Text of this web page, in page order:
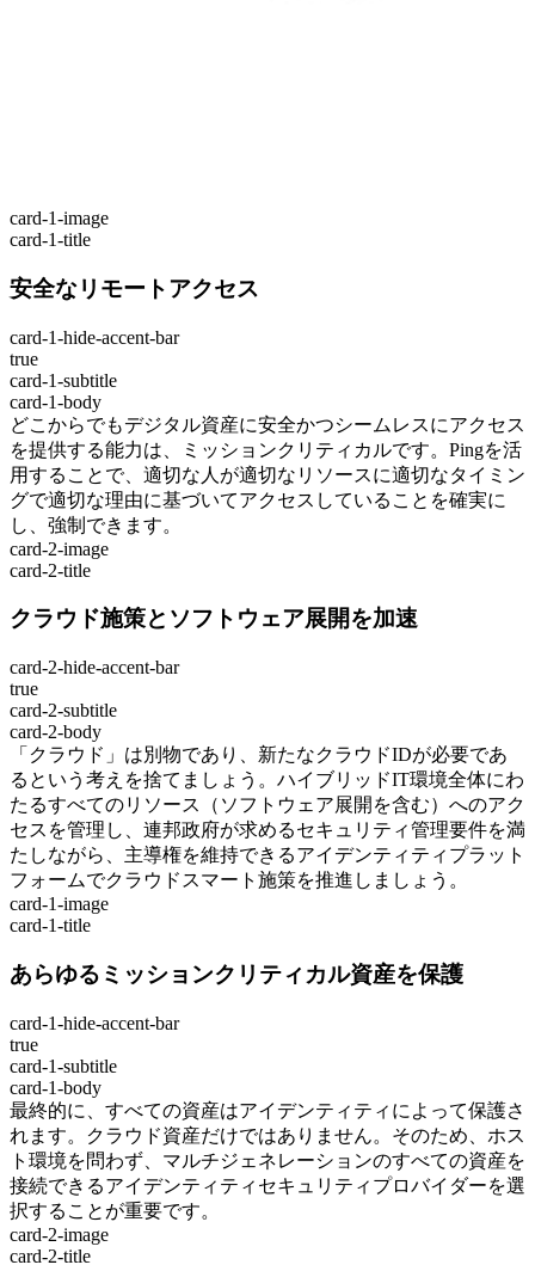
card-1-image
card-1-title
安全なリモートアクセス
card-1-hide-accent-bar
true
card-1-subtitle
card-1-body
どこからでもデジタル資産に安全かつシームレスにアクセス
を提供する能力は、ミッションクリティカルです。Pingを活
用することで、適切な人が適切なリソースに適切なタイミン
グで適切な理由に基づいてアクセスしていることを確実に
し、強制できます。
card-2-image
card-2-title
クラウド施策とソフトウェア展開を加速
card-2-hide-accent-bar
true
card-2-subtitle
card-2-body
「クラウド」は別物であり、新たなクラウドIDが必要であ
るという考えを捨てましょう。ハイブリッドIT環境全体にわ
たるすべてのリソース（ソフトウェア展開を含む）へのアク
セスを管理し、連邦政府が求めるセキュリティ管理要件を満
たしながら、主導権を維持できるアイデンティティプラット
フォームでクラウドスマート施策を推進しましょう。
card-1-image
card-1-title
あらゆるミッションクリティカル資産を保護
card-1-hide-accent-bar
true
card-1-subtitle
card-1-body
最終的に、すべての資産はアイデンティティによって保護さ
れます。クラウド資産だけではありません。そのため、ホス
ト環境を問わず、マルチジェネレーションのすべての資産を
接続できるアイデンティティセキュリティプロバイダーを選
択することが重要です。
card-2-image
card-2-title